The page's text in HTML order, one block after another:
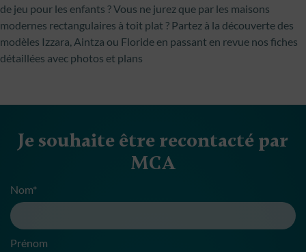
de jeu pour les enfants ? Vous ne jurez que par les maisons
modernes rectangulaires à toit plat ? Partez à la découverte des
modèles Izzara, Aintza ou Floride en passant en revue nos fiches
détaillées avec photos et plans
Je souhaite être recontacté par
MCA
Nom*
Prénom